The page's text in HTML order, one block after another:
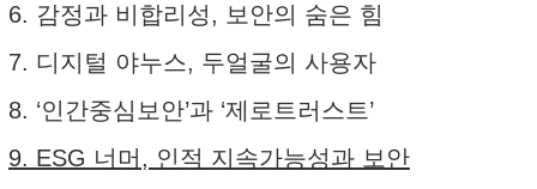
6. 감정과 비합리성, 보안의 숨은 힘
7. 디지털 야누스, 두얼굴의 사용자
8. ‘인간중심보안’과 ‘제로트러스트’
9. ESG 너머, 인적 지속가능성과 보안